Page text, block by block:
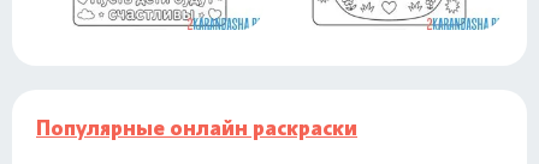
Популярные онлайн раскраски